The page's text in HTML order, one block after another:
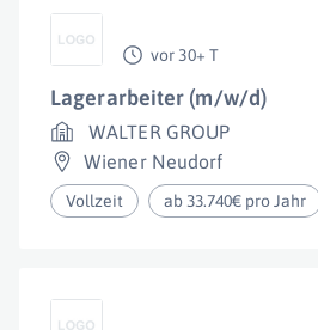
vor 30+ T
Lagerarbeiter (m/w/d)
WALTER GROUP
Wiener Neudorf
Vollzeit ab 33.740€ pro Jahr